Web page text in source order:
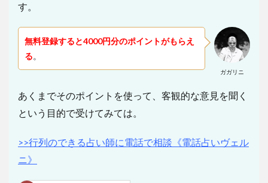
す。
ガガリニ
無料登録すると4000円分のポイントがもらえ
る。
あくまでそのポイントを使って、客観的な意見を聞く
という目的で受けてみては。
>>行列のできる占い師に電話で相談《電話占いヴェル
ニ》